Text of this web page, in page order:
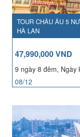
TOUR CHÂU ÂU 5
HÀ LAN
47,990,000 VND
9 ngày 8 đêm, Ngày
08/12